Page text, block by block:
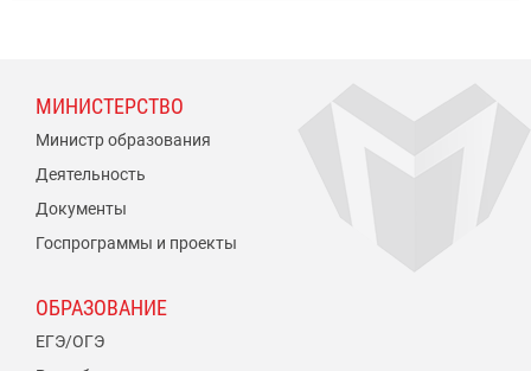
МИНИСТЕРСТВО
Министр образования
Деятельность
Документы
Госпрограммы и проекты
ОБРАЗОВАНИЕ
ЕГЭ/ОГЭ